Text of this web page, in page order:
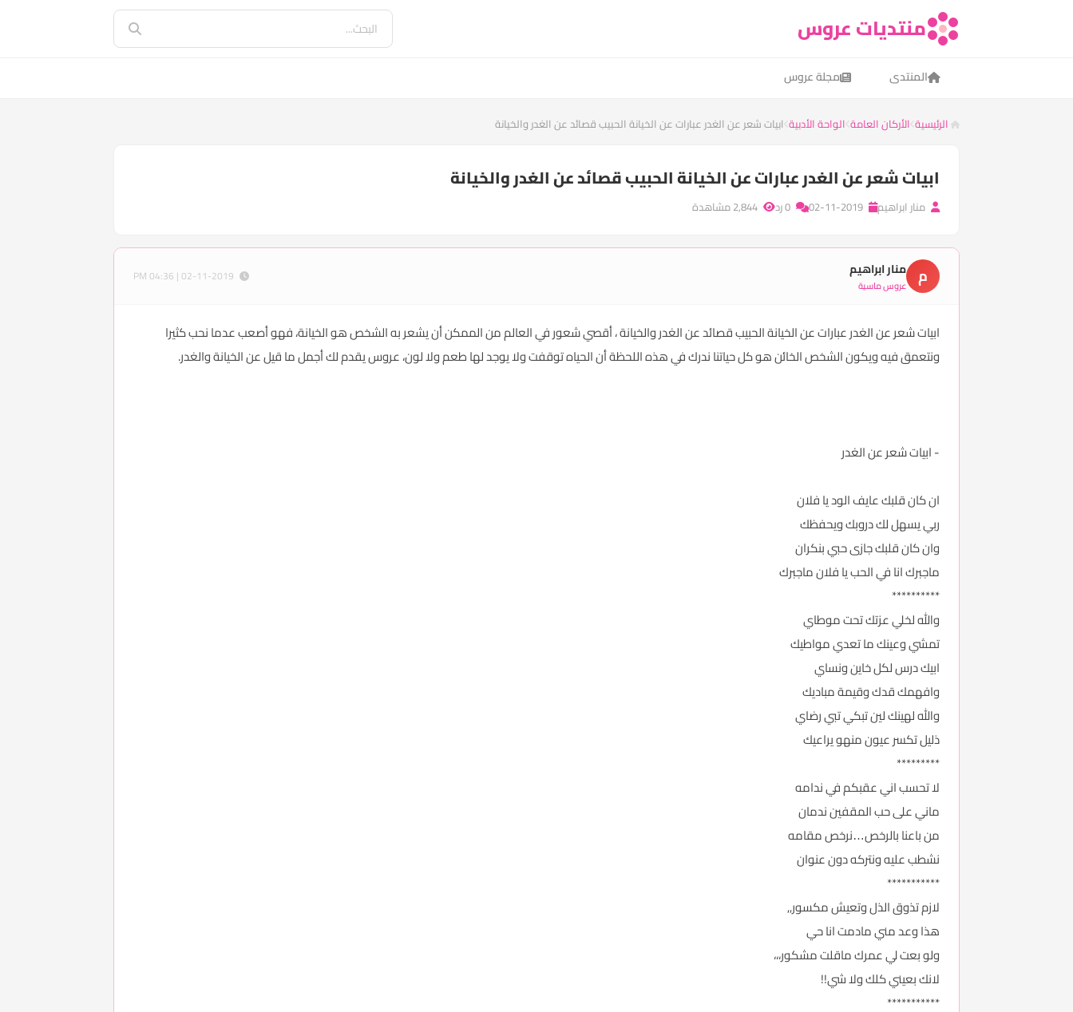
منتديات عروس
المنتدى مجلة عروس
الرئيسية الأركان العامة الواحة الأدبية ابيات شعر عن الغدر عبارات عن الخيانة الحبيب قصائد عن الغدر والخيانة
ابيات شعر عن الغدر عبارات عن الخيانة الحبيب قصائد عن الغدر والخيانة
منار ابراهيم
م منار ابراهيم
عروس ماسية
ابيات شعر عن الغدر عبارات عن الخيانة الحبيب قصائد عن الغدر والخيانة ، أقصي شعور في العالم من الممكن أن يشعر به الشخص هو الخيانة، فهو أصعب عدما نحب كثيرا
ونتعمق فيه ويكون الشخص الخائن هو كل حياتنا ندرك في هذه اللحظة أن الحياه توقفت ولا يوجد لها طعم ولا لون، عروس يقدم لك أجمل ما قيل عن الخيانة والغدر.
- ابيات شعر عن الغدر
ان كان قلبك عايف الود يا فلان
ربي يسهل لك دروبك ويحفظك
وان كان قلبك جازى حبي بنكران
ماجبرك انا في الحب يا فلان ماجبرك
**********
والله لخلي عزتك تحت موطاي
تمشي وعينك ما تعدي مواطيك
ابيك درس لكل خاين ونساي
وافهمك قدك وقيمة مباديك
والله لهينك لين تبكي تبي رضاي
ذليل تكسر عيون منهو يراعيك
*********
لا تحسب اني عقبكم في ندامه
ماني على حب المقفين ندمان
من باعنا بالرخص…نرخص مقامه
نشطب عليه ونتركه دون عنوان
***********
لازم تذوق الذل وتعيش مكسور,,
هذا وعد مني مادمت انا حي
ولو بعت لي عمرك ماقلت مشكور،،،
لانك بعيني كلك ولا شي!!
***********